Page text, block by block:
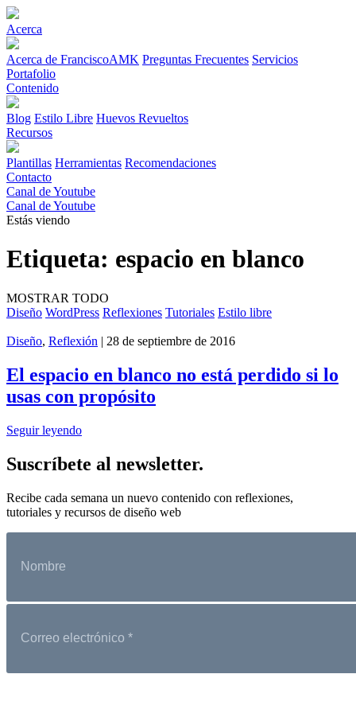
Acerca
Acerca de FranciscoAMK Preguntas Frecuentes Servicios
Portafolio
Contenido
Blog Estilo Libre Huevos Revueltos
Recursos
Plantillas Herramientas Recomendaciones
Contacto
Canal de Youtube
Canal de Youtube
Estás viendo
Etiqueta: espacio en blanco
MOSTRAR TODO
Diseño WordPress Reflexiones Tutoriales Estilo libre
Diseño, Reflexión | 28 de septiembre de 2016
El espacio en blanco no está perdido si lo
usas con propósito
Seguir leyendo
Suscríbete al newsletter.
Recibe cada semana un nuevo contenido con reflexiones,
tutoriales y recursos de diseño web